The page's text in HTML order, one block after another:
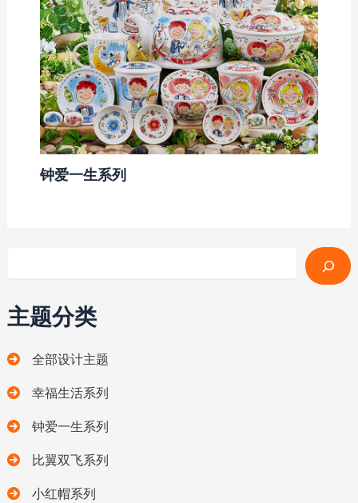
主题分类
全部设计主题
幸福生活系列
钟爱一生系列
比翼双飞系列
小红帽系列
钟爱一生系列